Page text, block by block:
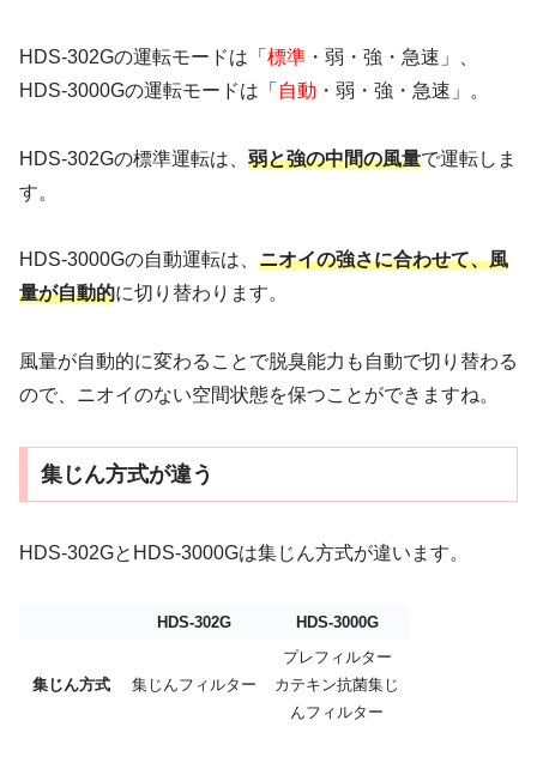
HDS-302Gの運転モードは「 標準 ・弱・強・急速」、
HDS-3000Gの運転モードは「 自動 ・弱・強・急速」。
HDS-302Gの標準運転は、 弱と強の中間の風量で運転しま
す。
HDS-3000Gの自動運転は、 ニオイの強さに合わせて、風
量が自動的に切り替わります。
風量が自動的に変わることで脱臭能力も自動で切り替わる
ので、ニオイのない空間状態を保つことができますね。
集じん方式が違う
HDS-302GとHDS-3000Gは集じん方式が違います。
HDS-302G HDS-3000G
集じん方式 集じんフィルター
プレフィルター
カテキン抗菌集じ
んフィルター